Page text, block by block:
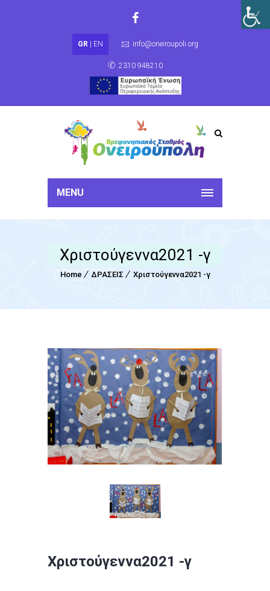
GR EN info@oneiroupoli.org
2310 948210
MENU
Χριστούγεννα2021 -γ
Home ΔΡΑΣΕΙΣ Χριστούγεννα2021 -γ
Χριστούγεννα2021 -γ